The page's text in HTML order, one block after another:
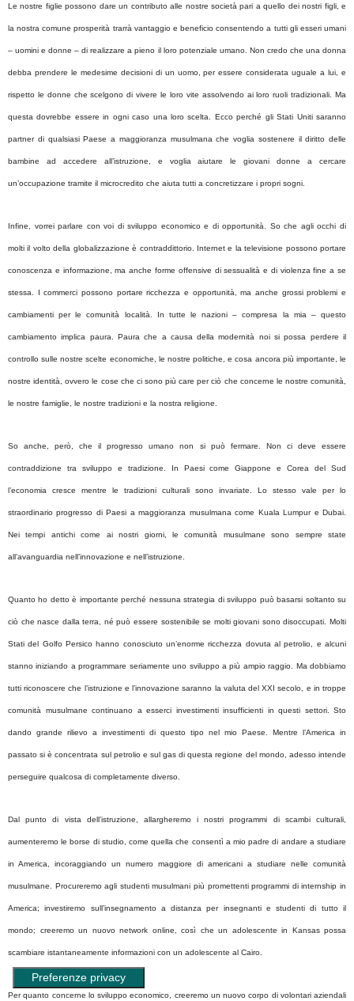
Le nostre figlie possono dare un contributo alle nostre società pari a quello dei nostri figli, e
la nostra comune prosperità trarrà vantaggio e beneficio consentendo a tutti gli esseri umani
– uomini e donne – di realizzare a pieno il loro potenziale umano. Non credo che una donna
debba prendere le medesime decisioni di un uomo, per essere considerata uguale a lui, e
rispetto le donne che scelgono di vivere le loro vite assolvendo ai loro ruoli tradizionali. Ma
questa dovrebbe essere in ogni caso una loro scelta. Ecco perché gli Stati Uniti saranno
partner di qualsiasi Paese a maggioranza musulmana che voglia sostenere il diritto delle
bambine ad accedere all’istruzione, e voglia aiutare le giovani donne a cercare
un’occupazione tramite il microcredito che aiuta tutti a concretizzare i propri sogni.
Infine, vorrei parlare con voi di sviluppo economico e di opportunità. So che agli occhi di
molti il volto della globalizzazione è contraddittorio. Internet e la televisione possono portare
conoscenza e informazione, ma anche forme offensive di sessualità e di violenza fine a se
stessa. I commerci possono portare ricchezza e opportunità, ma anche grossi problemi e
cambiamenti per le comunità località. In tutte le nazioni – compresa la mia – questo
cambiamento implica paura. Paura che a causa della modernità noi si possa perdere il
controllo sulle nostre scelte economiche, le nostre politiche, e cosa ancora più importante, le
nostre identità, ovvero le cose che ci sono più care per ciò che concerne le nostre comunità,
le nostre famiglie, le nostre tradizioni e la nostra religione.
So anche, però, che il progresso umano non si può fermare. Non ci deve essere
contraddizione tra sviluppo e tradizione. In Paesi come Giappone e Corea del Sud
l’economia cresce mentre le tradizioni culturali sono invariate. Lo stesso vale per lo
straordinario progresso di Paesi a maggioranza musulmana come Kuala Lumpur e Dubai.
Nei tempi antichi come ai nostri giorni, le comunità musulmane sono sempre state
all’avanguardia nell’innovazione e nell’istruzione.
Quanto ho detto è importante perché nessuna strategia di sviluppo può basarsi soltanto su
ciò che nasce dalla terra, né può essere sostenibile se molti giovani sono disoccupati. Molti
Stati del Golfo Persico hanno conosciuto un’enorme ricchezza dovuta al petrolio, e alcuni
stanno iniziando a programmare seriamente uno sviluppo a più ampio raggio. Ma dobbiamo
tutti riconoscere che l’istruzione e l’innovazione saranno la valuta del XXI secolo, e in troppe
comunità musulmane continuano a esserci investimenti insufficienti in questi settori. Sto
dando grande rilievo a investimenti di questo tipo nel mio Paese. Mentre l’America in
passato si è concentrata sul petrolio e sul gas di questa regione del mondo, adesso intende
perseguire qualcosa di completamente diverso.
Dal punto di vista dell’istruzione, allargheremo i nostri programmi di scambi culturali,
aumenteremo le borse di studio, come quella che consentì a mio padre di andare a studiare
in America, incoraggiando un numero maggiore di americani a studiare nelle comunità
musulmane. Procureremo agli studenti musulmani più promettenti programmi di internship in
America; investiremo sull’insegnamento a distanza per insegnanti e studenti di tutto il
mondo; creeremo un nuovo network online, così che un adolescente in Kansas possa
scambiare istantaneamente informazioni con un adolescente al Cairo.
Per quanto concerne lo sviluppo economico, creeremo un nuovo corpo di volontari aziendali